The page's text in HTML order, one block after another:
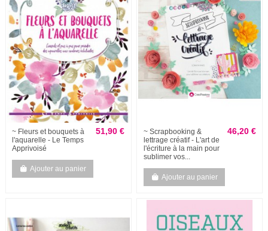
~ Fleurs et bouquets à
l'aquarelle - Le Temps
Apprivoisé
51,90 €
Ajouter au panier
~ Scrapbooking &
lettrage créatif - L'art de
l'écriture à la main pour
sublimer vos...
46,20 €
Ajouter au panier